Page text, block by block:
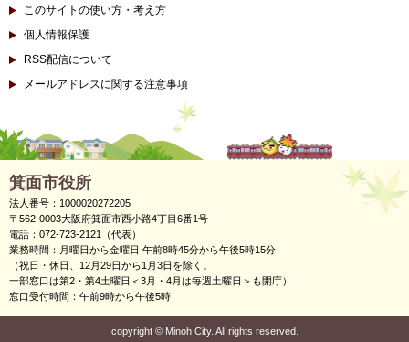
このサイトの使い方・考え方
個人情報保護
RSS配信について
メールアドレスに関する注意事項
箕面市役所
法人番号：1000020272205
〒562-0003大阪府箕面市西小路4丁目6番1号
電話：072-723-2121（代表）
業務時間：月曜日から金曜日 午前8時45分から午後5時15分
（祝日・休日、12月29日から1月3日を除く。
一部窓口は第2・第4土曜日＜3月・4月は毎週土曜日＞も開庁）
窓口受付時間：午前9時から午後5時
copyright ©Minoh City. All rights reserved.